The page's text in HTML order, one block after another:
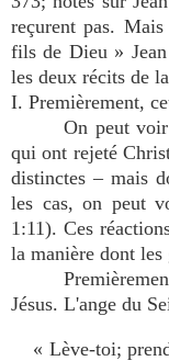
reçurent pas.
fils de Dieu »
les deux récits de
I. Premièrement,
On peut
qui ont rejeté
distinctes – mais
les cas, on peut
1:11). Ces
la manière dont
Jésus. L'ange du
« Lève-toi;